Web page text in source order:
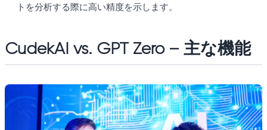
トを分析する際に高い精度を示します。
CudekAI vs. GPT Zero – 主な機能